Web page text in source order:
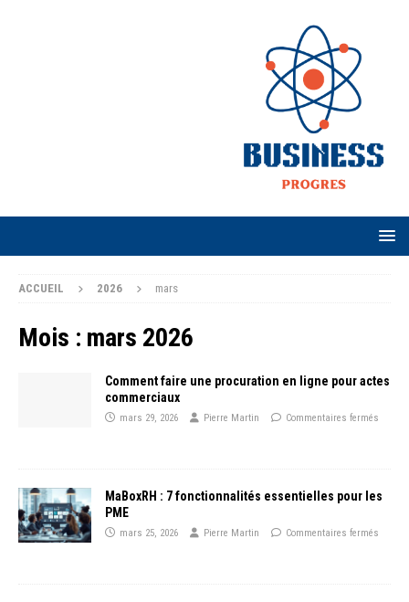
ACCUEIL 2026 mars
Mois : mars 2026
Comment faire une procuration en ligne pour actes
commerciaux
mars 29, 2026 Pierre Martin Commentaires fermés
MaBoxRH : 7 fonctionnalités essentielles pour les
PME
mars 25, 2026 Pierre Martin Commentaires fermés